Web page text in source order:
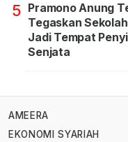
5 Pramono Anung
Tegaskan
Jadi Tempat
Senjata
AMEERA
EKONOMI SYARIAH